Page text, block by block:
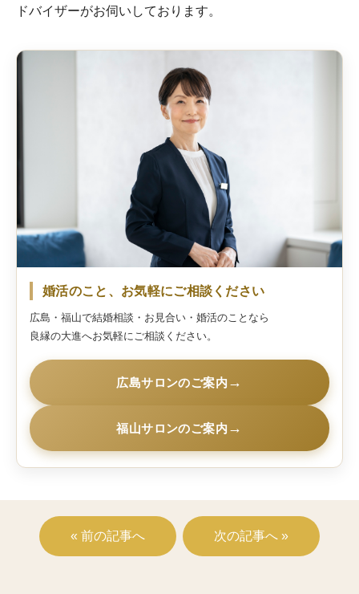
ドバイザーがお伺いしております。
婚活のこと、お気軽にご相談ください
広島・福山で結婚相談・お見合い・婚活のことなら
良縁の大進へお気軽にご相談ください。
広島サロンのご案内 →
福山サロンのご案内 →
« 前の記事へ 次の記事へ »